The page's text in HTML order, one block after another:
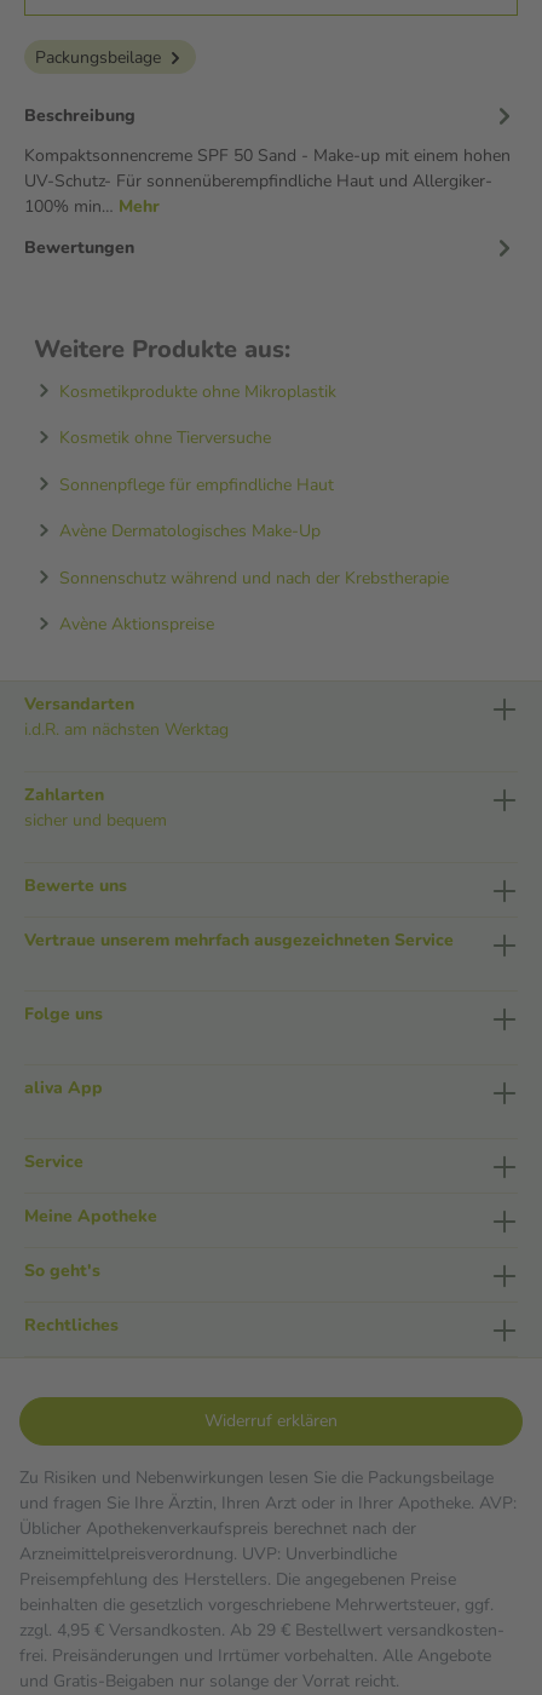
Packungsbeilage
Beschreibung
Kompaktsonnencreme SPF 50 Sand - Make-up mit einem hohen
UV-Schutz- Für sonnenüberempfindliche Haut und Allergiker-
100% min… Mehr
Bewertungen
Weitere Produkte aus:
Kosmetikprodukte ohne Mikroplastik
Kosmetik ohne Tierversuche
Sonnenpflege für empfindliche Haut
Avène Dermatologisches Make-Up
Sonnenschutz während und nach der Krebstherapie
Avène Aktionspreise
Versandarten
i.d.R. am nächsten Werktag
Zahlarten
sicher und bequem
Bewerte uns
Vertraue unserem mehrfach ausgezeichneten Service
Folge uns
aliva App
Service
Meine Apotheke
So geht's
Rechtliches
Widerruf erklären
Zu Risiken und Nebenwirkungen lesen Sie die Packungsbeilage
und fragen Sie Ihre Ärztin, Ihren Arzt oder in Ihrer Apotheke. AVP:
Üblicher Apothekenverkaufspreis berechnet nach der
Arzneimittelpreisverordnung. UVP: Unverbindliche
Preisempfehlung des Herstellers. Die angegebenen Preise
beinhalten die gesetzlich vorgeschriebene Mehrwertsteuer, ggf.
zzgl. 4,95 € Versandkosten. Ab 29 € Bestell­wert versand­kosten­
frei. Preisänderungen und Irrtümer vorbehalten. Alle Angebote
und Gratis-Beigaben nur solange der Vorrat reicht.